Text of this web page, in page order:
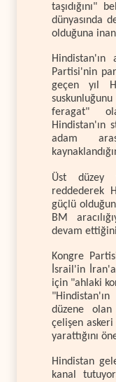
taşıdığını"
dünyasında
olduğuna
Partisi'nin
geçen yıl
feragat"
Hindistan'ın
adam
Üst düzey
reddederek
güçlü
BM
devam
Kongre
İsrail'in İran'a
için "ahlaki
düzene olan
çelişen askeri
yarattığını
Hindistan
kanal